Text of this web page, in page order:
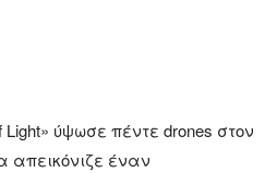
ύψωσε πέντε drones στον
απεικόνιζε έναν